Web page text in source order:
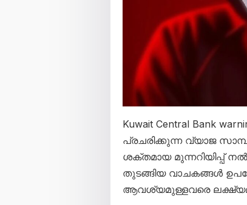
Kuwait Central Bank
പ്രചരിക്കുന്ന വ്യാജ
ശക്തമായ മുന്നറിയിപ്പ്
തുടങ്ങിയ വാചകങ്ങൾ
ആവശ്യമുള്ളവരെ